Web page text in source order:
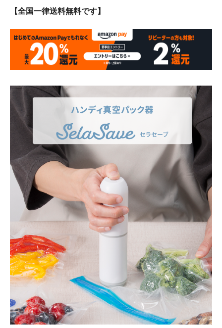
【全国一律送料無料です】